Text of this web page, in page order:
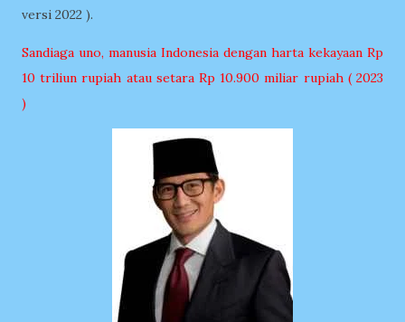
versi 2022 ).
Sandiaga uno, manusia Indonesia dengan harta kekayaan Rp
10 triliun rupiah atau setara Rp 10.900 miliar rupiah ( 2023
)